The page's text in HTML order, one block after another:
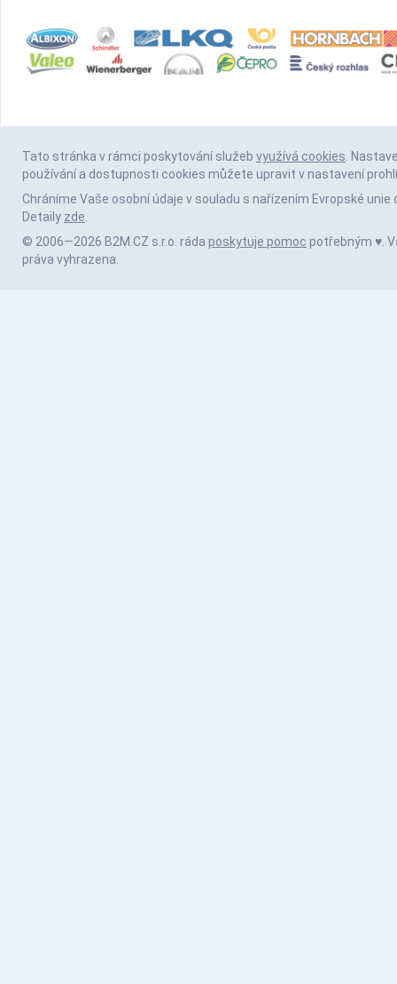
Tato stránka v rámci poskytování služeb využívá cookies.
používání a dostupnosti cookies můžete upravit v nastavení
Chráníme Vaše osobní údaje v souladu s nařízením Evropské unie
Detaily zde.
© 2006—2026 B2M.CZ s.r.o. ráda poskytuje pomoc potřebným ♥️.
práva vyhrazena.